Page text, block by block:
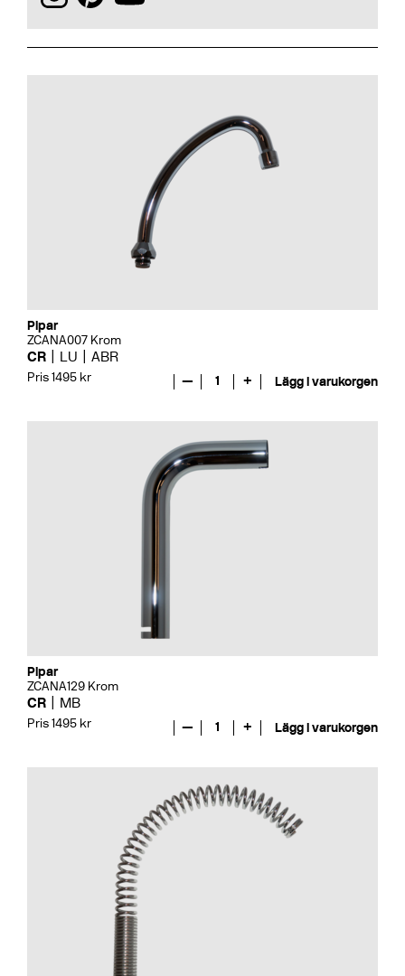
Pipar
ZCANA007 Krom
CR LU ABR
Pris 1495 kr — 1 + Lägg i varukorgen
Pipar
ZCANA129 Krom
CR MB
Pris 1495 kr — 1 + Lägg i varukorgen